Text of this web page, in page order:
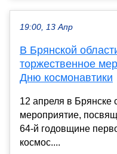
19:00, 13 Апр
В Брянской
торжественное
Дню космонавтики
12 апреля в Брянске
мероприятие,
64-й годовщине
космос....